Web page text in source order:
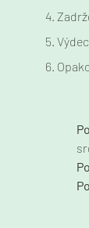
4.
5.
6.